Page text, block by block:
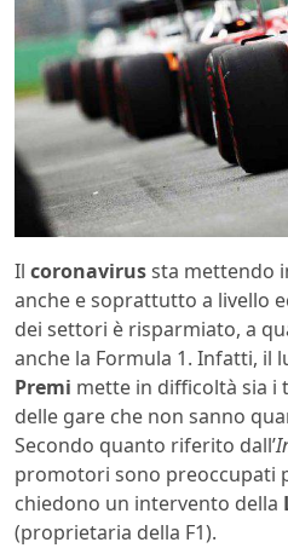
Il coronavirussta mettendo
anche e soprattutto a livello
dei settori è risparmiato, a
anche la Formula 1. Infatti, il
Premi mette in difficoltà sia i
delle gare che non sanno
Secondo quanto riferito dall’
promotori sono preoccupati
chiedono un intervento della
(proprietaria della F1).